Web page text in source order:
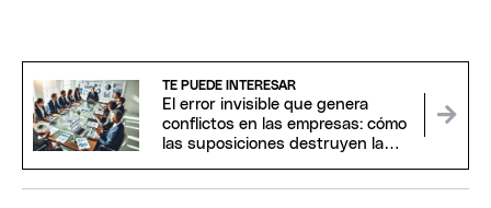
TE PUEDE INTERESAR
El error invisible que genera
conflictos en las empresas: cómo
las suposiciones destruyen la